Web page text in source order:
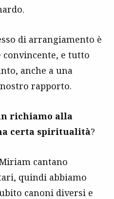
di arrangiamento è
e tutto
anche a una
rapporto.
richiamo alla
certa spiritualità?
cantano
quindi abbiamo
canoni diversi e